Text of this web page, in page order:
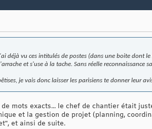
déjà vu ces intitulés de postes (dans une boite dont
et s'use à la tache. Sans réelle reconnaissance
je vais donc laisser les parisiens te donner leur
mots exacts... le chef de chantier était
et la gestion de projet (planning,
et ainsi de suite.